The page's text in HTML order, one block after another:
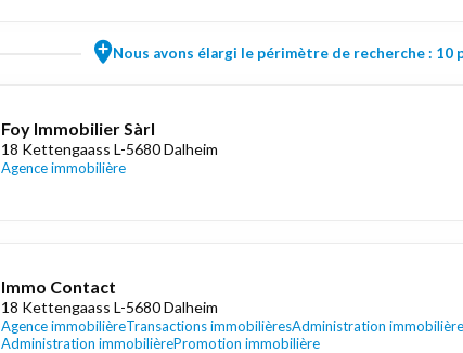
Nous avons élargi le périmètre de recherche :
Foy Immobilier Sàrl
18 Kettengaass L-5680 Dalheim
Agence immobilière
Immo Contact
18 Kettengaass L-5680 Dalheim
Agence immobilièreTransactions immobilièresAdministration
Administration immobilièrePromotion immobilière